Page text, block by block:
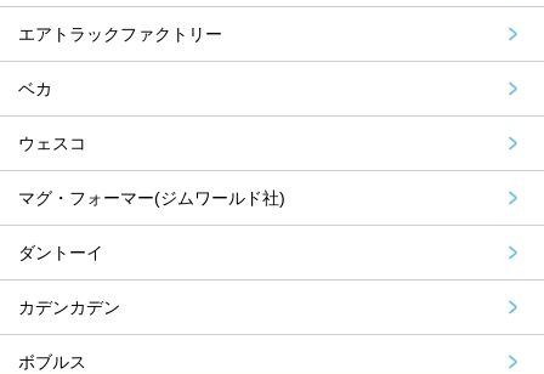
エアトラックファクトリー
ベカ
ウェスコ
マグ・フォーマー(ジムワールド社)
ダントーイ
カデンカデン
ボブルス